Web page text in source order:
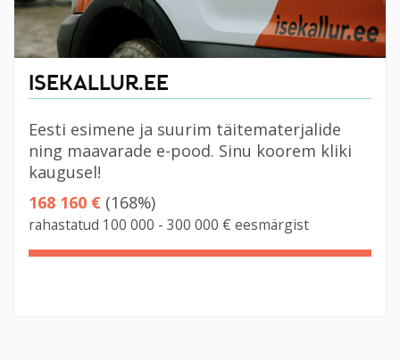
ISEKALLUR.EE
Eesti esimene ja suurim täitematerjalide
ning maavarade e-pood. Sinu koorem kliki
kaugusel!
168 160 € (168%)
rahastatud 100 000 - 300 000 € eesmärgist
168%